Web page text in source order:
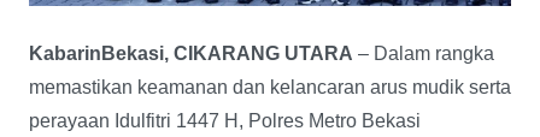
KabarinBekasi, CIKARANG UTARA – Dalam rangka
memastikan keamanan dan kelancaran arus mudik serta
perayaan Idulfitri 1447 H, Polres Metro Bekasi